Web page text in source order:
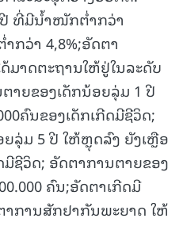
ທີ່ມີນໍ້າໜັກຕໍ່າກວ່າ
ກວ່າ 4,8%;ອັດຕາ
ມາດຕະຖານໃຫ້ຢູ່ໃນລະດັບ
າຍຂອງເດັກນ້ອຍລຸ່ມ 1 ປີ
ຄົນຂອງເດັກເກີດມີຊີວິດ;
ລຸ່ມ 5 ປີ ໃຫ້ຫຼຸດລົງ ຍັງເຫຼືອ
ມີຊີວິດ; ອັດຕາການຕາຍຂອງ
ຄົນ;ອັດຕາເກີດມີ
າການສັກຢາກັນພະຍາດ ໃຫ້